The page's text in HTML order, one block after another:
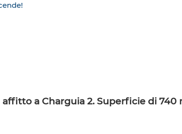
a Charguia 2. Superficie di 740